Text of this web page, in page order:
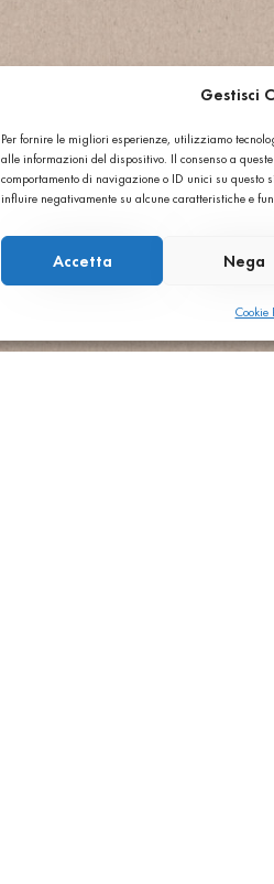
Gestisci
Per fornire le migliori esperienze, utilizziamo
alle informazioni del dispositivo. Il consenso a
comportamento di navigazione o ID unici su questo
influire negativamente su alcune caratteristiche e
Accetta Nega
Cookie